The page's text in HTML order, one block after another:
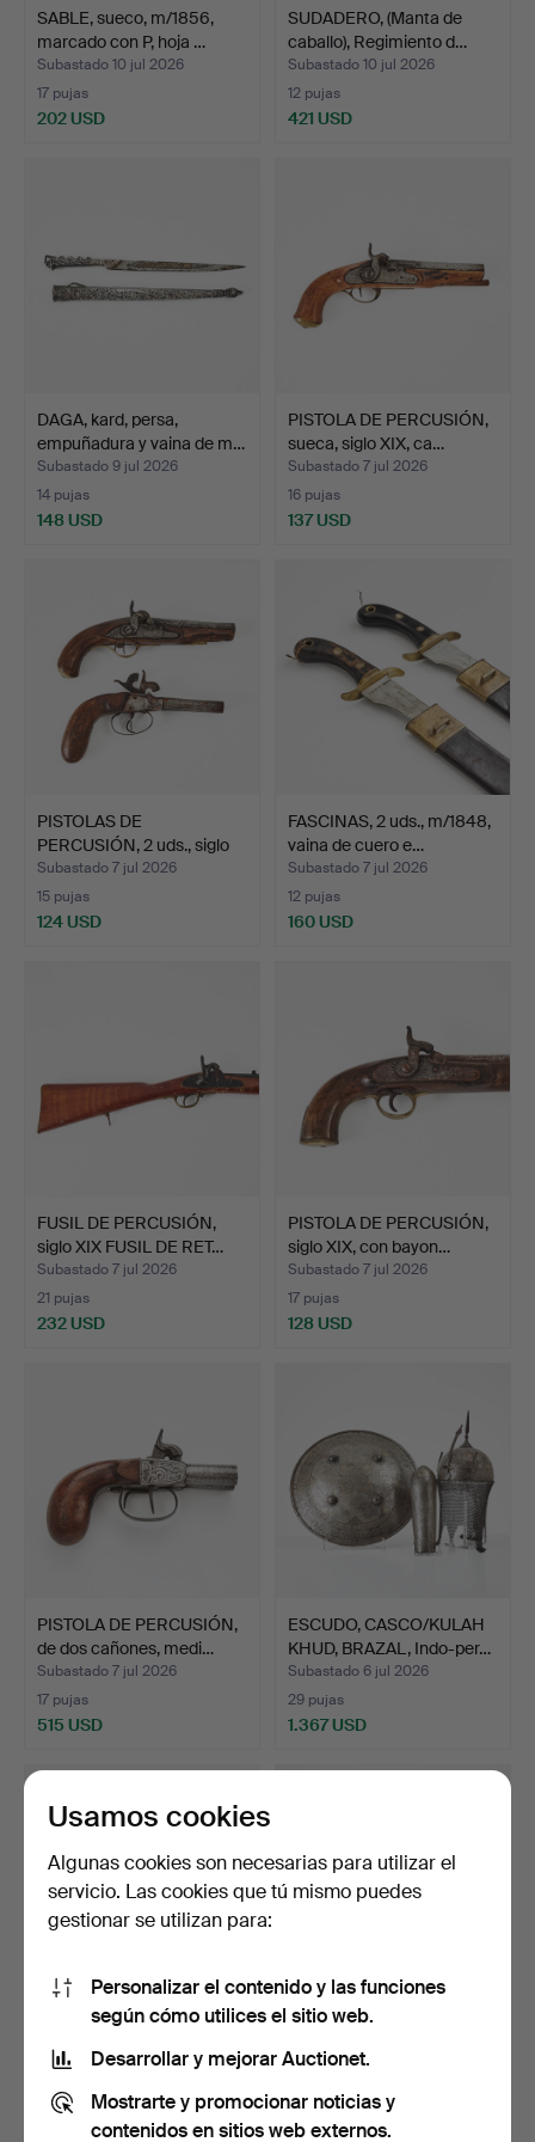
SABLE, sueco, m/1856,
marcado con P, hoja …
Subastado 10 jul 2026
17 pujas
202 USD
SUDADERO, (Manta de
caballo), Regimiento d…
Subastado 10 jul 2026
12 pujas
421 USD
DAGA, kard, persa,
empuñadura y vaina de m…
Subastado 9 jul 2026
14 pujas
148 USD
PISTOLA DE PERCUSIÓN,
sueca, siglo XIX, ca…
Subastado 7 jul 2026
16 pujas
137 USD
PISTOLAS DE
PERCUSIÓN, 2 uds., siglo
XIX, …
Subastado 7 jul 2026
15 pujas
124 USD
FASCINAS, 2 uds., m/1848,
vaina de cuero e…
Subastado 7 jul 2026
12 pujas
160 USD
FUSIL DE PERCUSIÓN,
siglo XIX FUSIL DE RET…
Subastado 7 jul 2026
21 pujas
232 USD
PISTOLA DE PERCUSIÓN,
siglo XIX, con bayon…
Subastado 7 jul 2026
17 pujas
128 USD
PISTOLA DE PERCUSIÓN,
de dos cañones, medi…
Subastado 7 jul 2026
17 pujas
515 USD
ESCUDO, CASCO/KULAH
KHUD, BRAZAL, Indo-per…
Subastado 6 jul 2026
29 pujas
1.367 USD
BAYONETAS, 2 piezas,
soviética y EE. UU.
Subastado 6 jul 2026
8 pujas
106 USD
GORILA FLINT LOCK.
m/1815-20.
15 pujas
1.261 USD
Usamos cookies
Algunas cookies son necesarias para utilizar el
servicio. Las cookies que tú mismo puedes
gestionar se utilizan para:
Personalizar el contenido y las funciones
según cómo utilices el sitio web.
Desarrollar y mejorar Auctionet.
Mostrarte y promocionar noticias y
contenidos en sitios web externos.